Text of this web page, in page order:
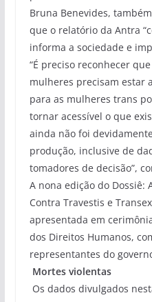
Bruna Benevides,
que o relatório da Antra
informa a sociedade e
“É preciso reconhecer
mulheres precisam estar
para as mulheres trans
tornar acessível o que
ainda não foi
produção, inclusive de
tomadores de decisão”,
A nona edição do Dossiê:
Contra Travestis e
apresentada em
dos Direitos Humanos,
representantes do
Mortes violentas
Os dados divulgados